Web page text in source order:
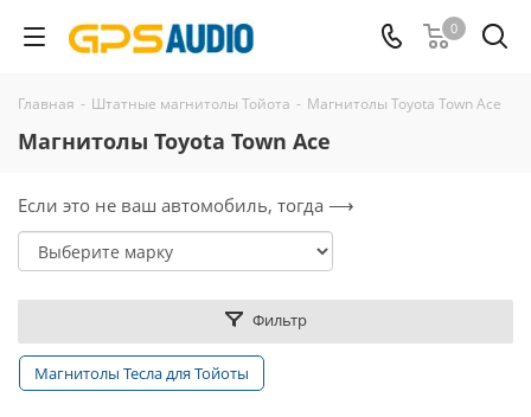
0
Главная - Штатные магнитолы Тойота - Магнитолы Toyota Town Ace
Магнитолы Toyota Town Ace
Если это не ваш автомобиль, тогда ⟶
Фильтр
Магнитолы Тесла для Тойоты